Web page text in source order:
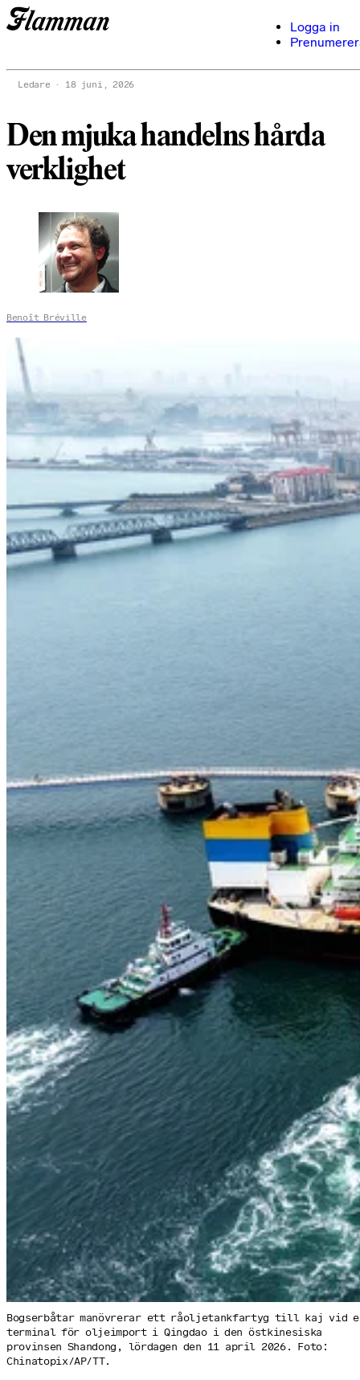
Logga in
Ledare 18 juni, 2026
Den mjuka handelns hårda
verklighet
Benoît Bréville
Bogserbåtar manövrerar ett råoljetankfartyg till kaj vid
terminal för oljeimport i Qingdao i den östkinesiska
provinsen Shandong, lördagen den 11 april 2026. Foto:
Chinatopix/AP/TT.